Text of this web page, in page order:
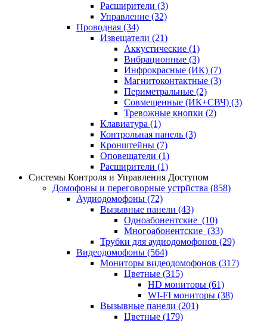
Расширители (3)
Управление (32)
Проводная (34)
Извещатели (21)
Аккустические (1)
Вибрационные (3)
Инфрокрасные (ИК) (7)
Магнитоконтактные (3)
Периметральные (2)
Совмещенные (ИК+СВЧ) (3)
Тревожные кнопки (2)
Клавиатура (1)
Контрольная панель (3)
Кронштейны (7)
Оповещатели (1)
Расширители (1)
Системы Контроля и Управления Доступом
Домофоны и переговорные устрйства (858)
Аудиодомофоны (72)
Вызывные панели (43)
Одноабонентские (10)
Многоабонентские (33)
Трубки для аудиодомофонов (29)
Видеодомофоны (564)
Мониторы видеодомофонов (317)
Цветные (315)
HD мониторы (61)
WI-FI мониторы (38)
Вызывные панели (201)
Цветные (179)